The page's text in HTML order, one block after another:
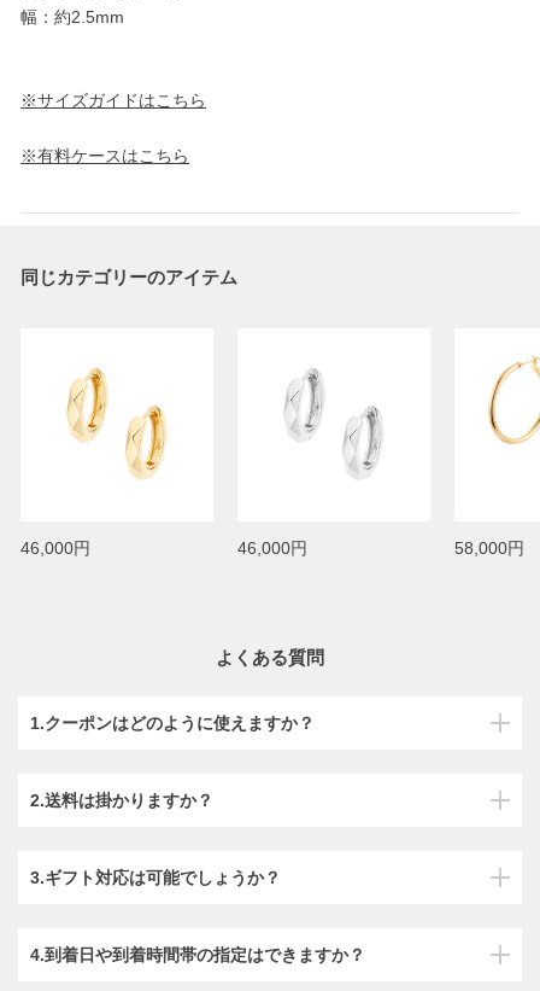
幅：約2.5mm
※サイズガイドはこちら
※有料ケースはこちら
同じカテゴリーのアイテム
46,000円 46,000円 58,000円
よくある質問
1.クーポンはどのように使えますか？
2.送料は掛かりますか？
3.ギフト対応は可能でしょうか？
4.到着日や到着時間帯の指定はできますか？